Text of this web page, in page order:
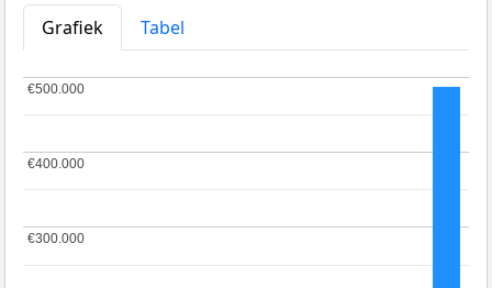
Grafiek
Tabel
€300.000
€300.000
€400.000
€400.000
€500.000
€500.000